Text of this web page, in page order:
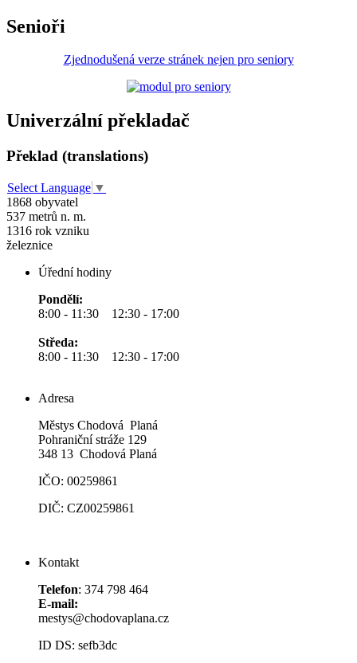
Senioři
Zjednodušená verze stránek nejen pro seniory
Univerzální překladač
Překlad (translations)
Select Language ▼
1868 obyvatel
537 metrů n. m.
1316 rok vzniku
železnice
Úřední hodiny
Pondělí:
8:00 - 11:30 12:30 - 17:00
Středa:
8:00 - 11:30 12:30 - 17:00
Adresa
Městys Chodová Planá
Pohraniční stráže 129
348 13 Chodová Planá
IČO: 00259861
DIČ: CZ00259861
Kontakt
Telefon: 374 798 464
E-mail:
mestys@chodovaplana.cz
ID DS: sefb3dc